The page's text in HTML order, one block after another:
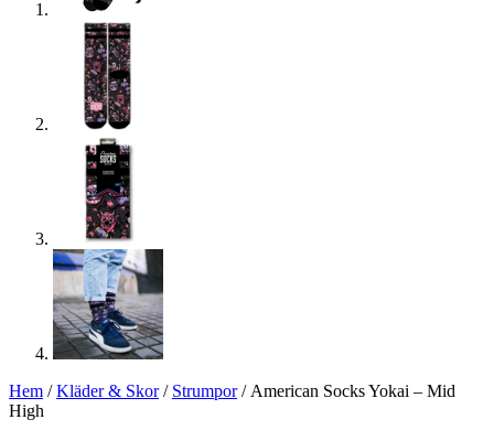
Hem /Kläder & Skor/ Strumpor/ American Socks Yokai – Mid
High